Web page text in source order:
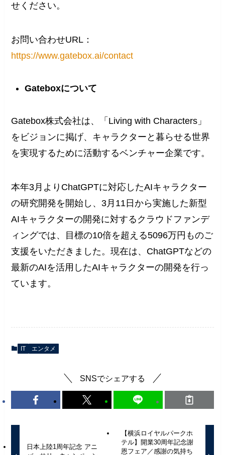
せください。
お問い合わせURL：
https://www.gatebox.ai/contact
Gateboxについて
Gatebox株式会社は、「Living with Characters」
をビジョンに掲げ、キャラクターと暮らせる世界
を実現するために活動するベンチャー企業です。
本年3月よりChatGPTに対応したAIキャラクター
の研究開発を開始し、3月11日から実施した新型
AIキャラクターの開発に対するクラウドファンデ
ィングでは、目標の10倍を超える5096万円ものご
支援をいただきました。現在は、ChatGPTなどの
最新のAIを活用したAIキャラクターの開発を行っ
ています。
IT エンタメ
SNSでシェアする
日本上陸1周年記念 アニ
【横浜ロイヤルパークホ
テル】開業30周年記念謝
恩フェア／感謝の気持ち